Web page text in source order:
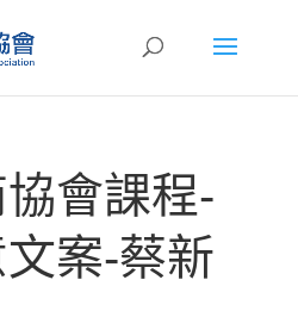
會課程-
案-蔡新